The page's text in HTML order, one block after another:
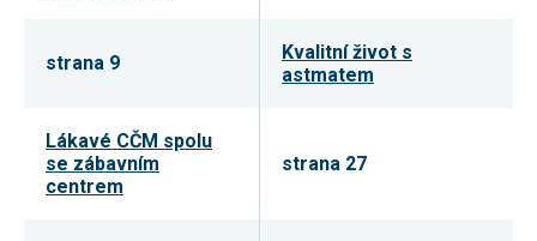
strana 9
Kvalitní život s
astmatem
Lákavé CČM spolu
se zábavním
centrem
strana 27
Používáme rovněž
soubory cookie a
další technologie,
potřebám a zájmům